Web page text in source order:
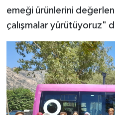
emeği ürünlerini
çalışmalar yürütüyoruz"